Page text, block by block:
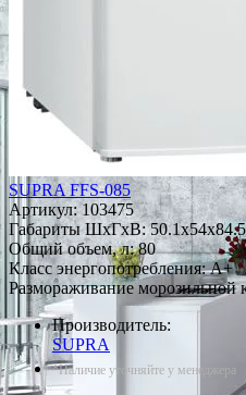
SUPRA FFS-085
Артикул:103475
Габариты ШxГxВ: 50.1x54x84.5
Общий объем, л: 80
Класс энергопотребления: A+
Размораживание морозильной
Производитель:
SUPRA
*Наличие уточняйте у менеджера